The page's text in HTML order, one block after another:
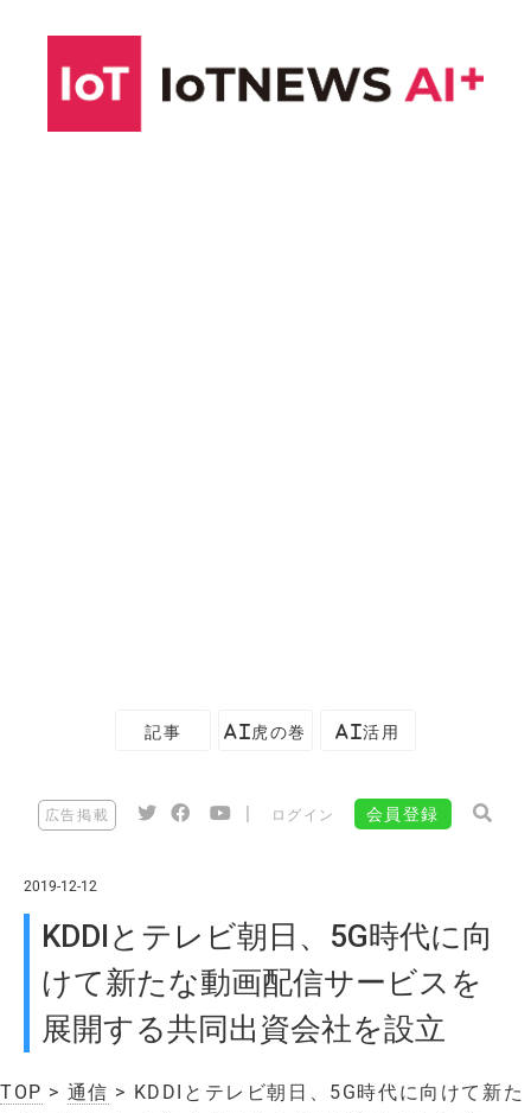
記事 AI虎の巻 AI活用
広告掲載 ログイン 会員登録
2019-12-12
KDDIとテレビ朝日、5G時代に向
けて新たな動画配信サービスを
展開する共同出資会社を設立
TOP > 通信 > KDDIとテレビ朝日、5G時代に向けて新た